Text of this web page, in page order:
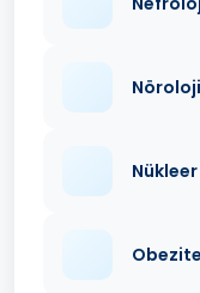
Nöroloji
Nükleer